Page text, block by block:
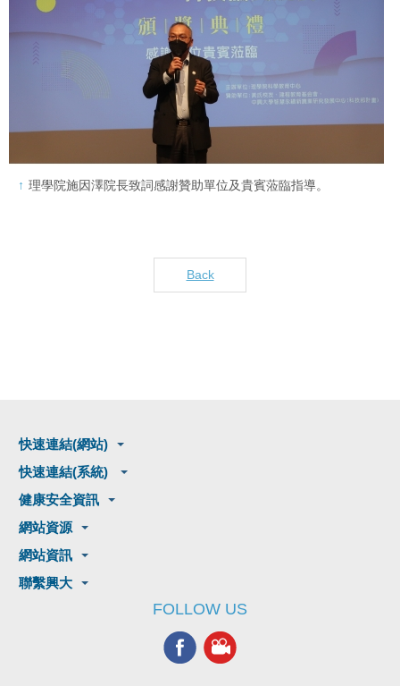
理學院施因澤院長致詞感謝贊助單位及貴賓蒞臨指導。
Back
快速連結(網站)
快速連結(系統)
健康安全資訊
網站資源
網站資訊
聯繫興大
FOLLOW US